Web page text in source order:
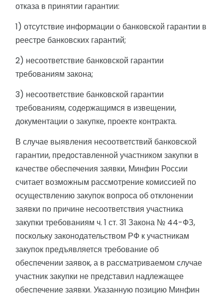
отказа в принятии гарантии:
1) отсутствие информации о банковской гарантии в
реестре банковских гарантий;
2) несоответствие банковской гарантии
требованиям закона;
3) несоответствие банковской гарантии
требованиям, содержащимся в извещении,
документации о закупке, проекте контракта.
В случае выявления несоответствий банковской
гарантии, предоставленной участником закупки в
качестве обеспечения заявки, Минфин России
считает возможным рассмотрение комиссией по
осуществлению закупок вопроса об отклонении
заявки по причине несоответствия участника
закупки требованиям ч. 1 ст. 31 Закона № 44-ФЗ,
поскольку законодательством РФ к участникам
закупок предъявляется требование об
обеспечении заявок, а в рассматриваемом случае
участник закупки не представил надлежащее
обеспечение заявки. Указанную позицию Минфин